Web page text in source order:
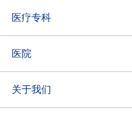
填)
医疗专科
医院
关于我们